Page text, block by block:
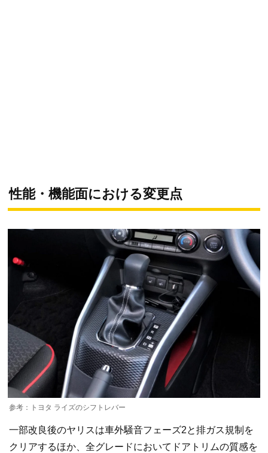
性能・機能面における変更点
参考：トヨタ ライズのシフトレバー
一部改良後のヤリスは車外騒音フェーズ2と排ガス規制を
クリアするほか、全グレードにおいてドアトリムの質感を